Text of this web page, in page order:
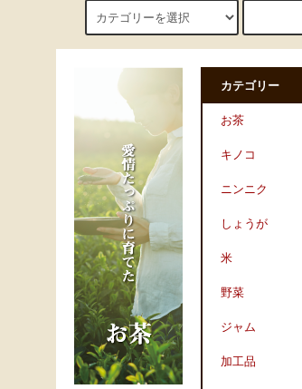
カテゴリー
お茶
キノコ
ニンニク
しょうが
米
野菜
ジャム
加工品